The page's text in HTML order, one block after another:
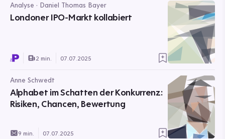
Analyse · Daniel Thomas Bayer
Londoner IPO-Markt kollabiert
2 min. 07.07.2025
Anne Schwedt
Alphabet im Schatten der Konkurrenz:
Risiken, Chancen, Bewertung
9 min. 07.07.2025